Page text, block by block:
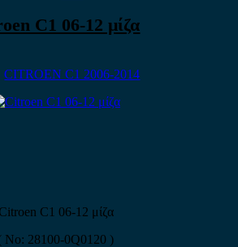
C1 06-12 μίζα
CITROEN C1 2006-2014
Citroen C1 06-12 μίζα
No: 28100-0Q0120 )